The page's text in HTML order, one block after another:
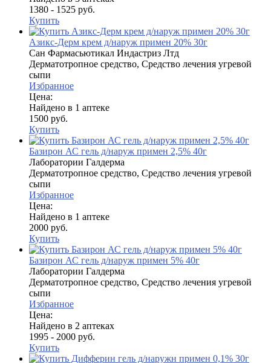
1380 - 1525 руб.
Купить
Азикс-Дерм крем д/наруж примен 20% 30г
Сан Фармасьютикал Индастриз Лтд
Дерматотропное средство, Средство лечения угревой
сыпи
Избранное
Цена:
Найдено в 1 аптеке
1500 руб.
Купить
Базирон АС гель д/наруж примен 2,5% 40г
Лаборатории Галдерма
Дерматотропное средство, Средство лечения угревой
сыпи
Избранное
Цена:
Найдено в 1 аптеке
2000 руб.
Купить
Базирон АС гель д/наруж примен 5% 40г
Лаборатории Галдерма
Дерматотропное средство, Средство лечения угревой
сыпи
Избранное
Цена:
Найдено в 2 аптеках
1995 - 2000 руб.
Купить